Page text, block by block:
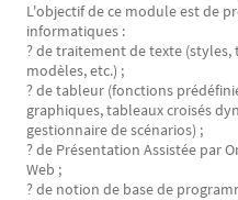
L'objectif de ce module est de
informatiques :
? de traitement de texte
modèles, etc.) ;
? de tableur (fonctions
graphiques, tableaux croisés
gestionnaire de scénarios) ;
? de Présentation Assistée par
Web ;
? de notion de base de